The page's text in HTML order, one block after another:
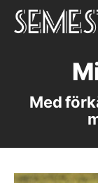
Med